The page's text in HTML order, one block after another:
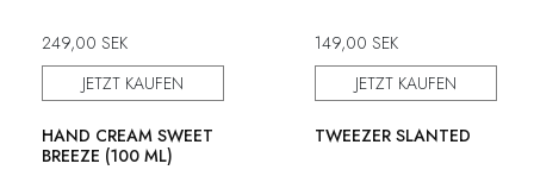
249,00 SEK
JETZT KAUFEN
149,00 SEK
JETZT KAUFEN
50% Rabatt
HAND CREAM SWEET
BREEZE (100 ML)
50% Rabatt
TWEEZER SLANTED